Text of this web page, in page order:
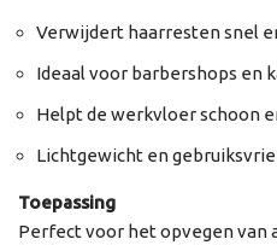
Verwijdert haarresten snel
Ideaal voor barbershops en
Helpt de werkvloer schoon
Lichtgewicht en
Toepassing
Perfect voor het opvegen van